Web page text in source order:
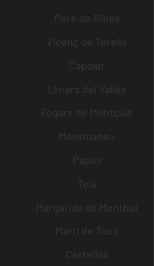
Pere de Ribes
Vicenç de Torelló
Capolat
Llinars del Vallès
Fogars de Montclús
Montmaneu
Papiol
Teià
Margarida de Montbui
Martí de Tous
Castellolí